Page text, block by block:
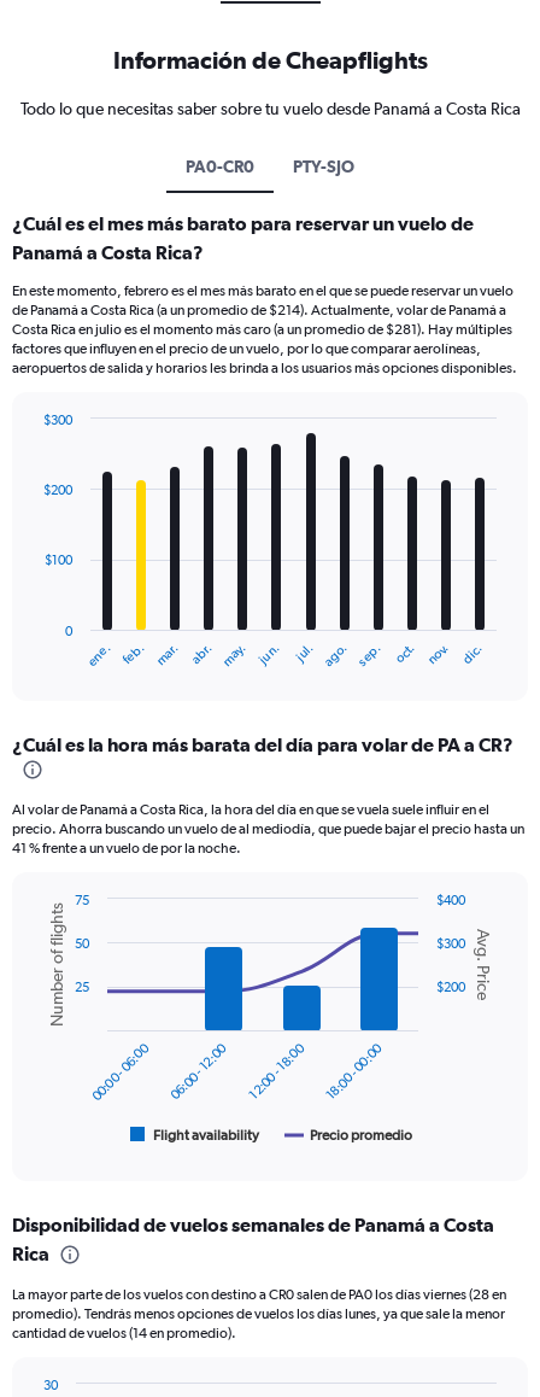
Información de Cheapflights
Todo lo que necesitas saber sobre tu vuelo desde Panamá a Costa Rica
PA0-CR0 PTY-SJO
¿Cuál es el mes más barato para reservar un vuelo de
Panamá a Costa Rica?
En este momento, febrero es el mes más barato en el que se puede reservar un vuelo
de Panamá a Costa Rica (a un promedio de $214). Actualmente, volar de Panamá a
Costa Rica en julio es el momento más caro (a un promedio de $281). Hay múltiples
factores que influyen en el precio de un vuelo, por lo que comparar aerolíneas,
aeropuertos de salida y horarios les brinda a los usuarios más opciones disponibles.
with
12
The
Range:
12
The
chart
axis
displaying
values.
Range:
ene. feb. mar. abr. may. jun. jul. ago. sep. oct. nov. dic.
0
$100
$200
$300
¿Cuál es la hora más barata del día para volar de PA a CR?
Al volar de Panamá a Costa Rica, la hora del día en que se vuela suele influir en el
precio. Ahorra buscando un vuelo de al mediodía, que puede bajar el precio hasta un
41 % frente a un vuelo de por la noche.
Combination
chart
with
data
series.
categories.
Range:
categories.
The
chart
Chart
graphic.
Avg. Price
Number of flights
Flight availability Precio promedio
00:00 - 06:00 06:00 - 12:00 12:00 - 18:00 18:00 - 00:00
$200
$300
$400
25
50
75
Disponibilidad de vuelos semanales de Panamá a Costa
Rica
La mayor parte de los vuelos con destino a CR0 salen de PA0 los días viernes (28 en
promedio). Tendrás menos opciones de vuelos los días lunes, ya que sale la menor
cantidad de vuelos (14 en promedio).
30